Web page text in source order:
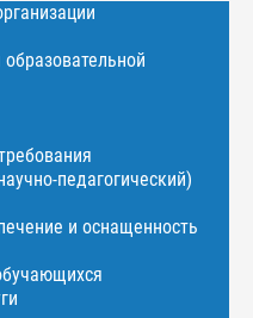
педагогический)
и оснащенность